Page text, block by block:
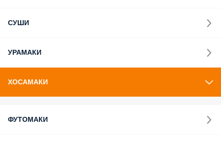
СУШИ
УРАМАКИ
ХОСАМАКИ
ФУТОМАКИ